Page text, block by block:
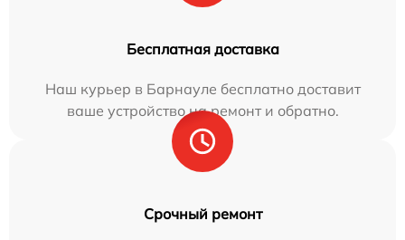
Бесплатная доставка
Наш курьер в Барнауле бесплатно доставит
ваше устройство на ремонт и обратно.
Срочный ремонт